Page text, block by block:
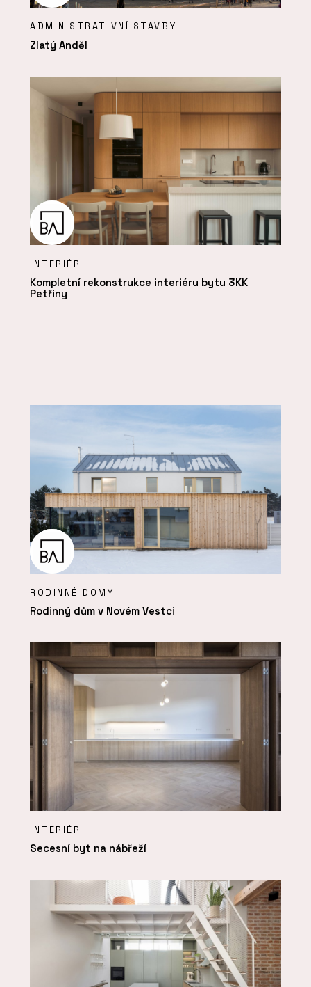
ADMINISTRATIVNÍ STAVBY
Zlatý Anděl
INTERIÉR
Kompletní rekonstrukce interiéru bytu 3KK
Petřiny
RODINNÉ DOMY
Rodinný dům v Novém Vestci
INTERIÉR
Secesní byt na nábřeží